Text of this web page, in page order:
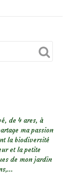
de 4 ares, à
ma passion
la biodiversité
et la petite
de mon jardin